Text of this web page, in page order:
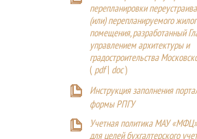
перепланировки
(или) перепланируемого
помещения, разработанный
управлением архитектуры и
градостроительства
(pdf| doc)
Инструкция заполнения
формы РПГУ
Учетная политика МАУ